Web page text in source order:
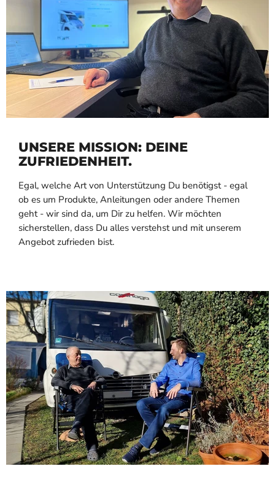
UNSERE MISSION: DEINE
ZUFRIEDENHEIT.
Egal, welche Art von Unterstützung Du benötigst - egal
ob es um Produkte, Anleitungen oder andere Themen
geht - wir sind da, um Dir zu helfen. Wir möchten
sicherstellen, dass Du alles verstehst und mit unserem
Angebot zufrieden bist.